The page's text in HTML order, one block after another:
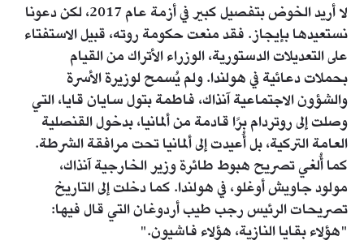
لا أريد الخوض بتفصيل كبير في أزمة عام 2017، لكن دعونا
نستعيدها بإيجاز. فقد منعت حكومة روته، قبيل الاستفتاء
على التعديلات الدستورية، الوزراء الأتراك من القيام
بحملات دعائية في هولندا. ولم يُسمح لوزيرة الأسرة
والشؤون الاجتماعية آنذاك، فاطمة بتول سايان قايا، التي
وصلت إلى روتردام برًا قادمة من ألمانيا، بدخول القنصلية
العامة التركية، بل أُعيدت إلى ألمانيا تحت مرافقة الشرطة.
كما أُلغي تصريح هبوط طائرة وزير الخارجية آنذاك،
مولود جاويش أوغلو، في هولندا. كما دخلت إلى التاريخ
تصريحات الرئيس رجب طيب أردوغان التي قال فيها:
"هؤلاء بقايا النازية، هؤلاء فاشيون."